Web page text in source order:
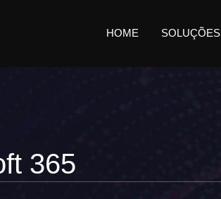
HOME SOLUÇÕES
365